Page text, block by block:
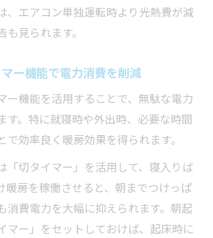
、エアコン単独運転時より光熱費が減
見られます。
ー機能で電力消費を削減
ー機能を活用することで、無駄な電力
す。特に就寝時や外出時、必要な時間
で効率良く暖房効果を得られます。
「切タイマー」を活用して、寝入りば
暖房を稼働させると、朝までつけっぱ
消費電力を大幅に抑えられます。朝起
マー」をセットしておけば、起床時に